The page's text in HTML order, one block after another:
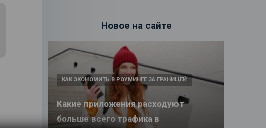
Новое на сайте
Какие приложения расходуют
больше всего трафика в
КАК ЭКОНОМИТЬ В РОУМИНГЕ ЗА ГРАНИЦЕЙ